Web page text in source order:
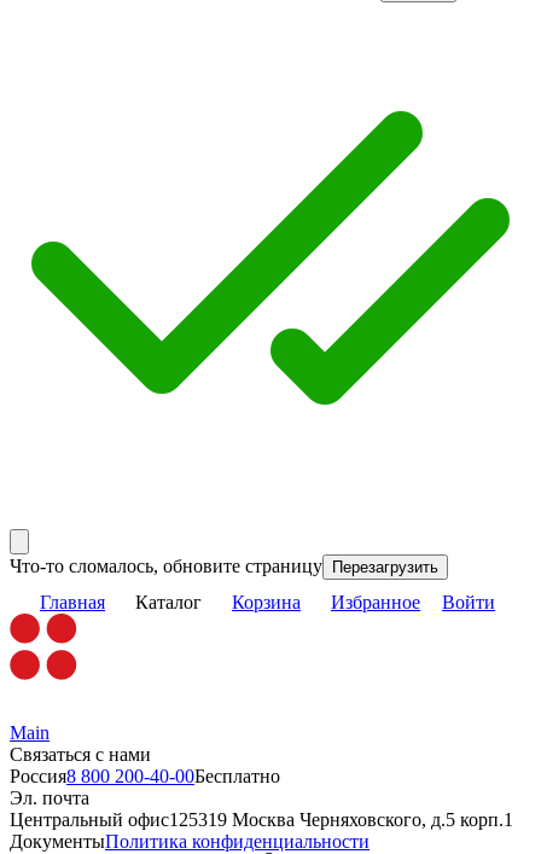
Что-то сломалось, обновите страницу Перезагрузить
Главная Каталог Корзина Избранное Войти
Main
Связаться с нами
Россия8 800 200-40-00Бесплатно
Эл. почта
Центральный офис125319 Москва Черняховского, д.5 корп.1
ДокументыПолитика конфиденциальности